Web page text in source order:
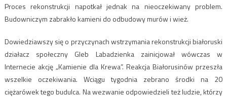
Proces rekonstrukcji napotkał jednak na nieoczekiwany problem.
Budowniczym zabrakło kamieni do odbudowy murów i wież.
Dowiedziawszy się o przyczynach wstrzymania rekonstrukcji białoruski
działacz społeczny Gleb Labadzienka zainicjował wówczas w
Internecie akcję „Kamienie dla Krewa”. Reakcja Białorusinów przeszła
wszelkie oczekiwania. Wciągu tygodnia zebrano środki na 20
ciężarówek tego budulca. Na wezwanie odpowiedzieli też ludzie, którzy